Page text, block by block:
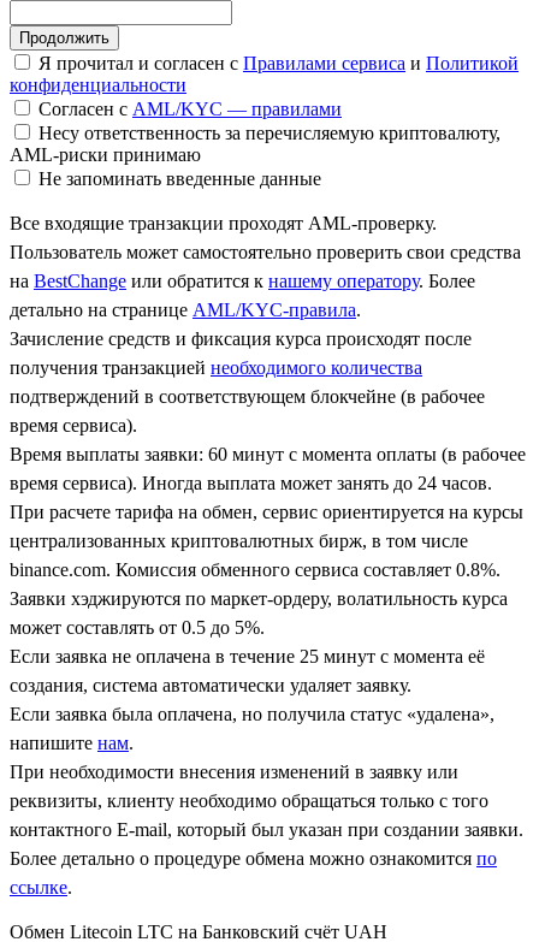
Я прочитал и согласен с Правилами сервиса и Политикой
конфиденциальности
Согласен с AML/KYC — правилами
Несу ответственность за перечисляемую криптовалюту,
AML-риски принимаю
Не запоминать введенные данные
Все входящие транзакции проходят AML-проверку.
Пользователь может самостоятельно проверить свои средства
на BestChange или обратится к нашему оператору. Более
детально на странице AML/KYC-правила.
Зачисление средств и фиксация курса происходят после
получения транзакцией необходимого количества
подтверждений в соответствующем блокчейне (в рабочее
время сервиса).
Время выплаты заявки: 60 минут с момента оплаты (в рабочее
время сервиса). Иногда выплата может занять до 24 часов.
При расчете тарифа на обмен, сервис ориентируется на курсы
централизованных криптовалютных бирж, в том числе
binance.com. Комиссия обменного сервиса составляет 0.8%.
Заявки хэджируются по маркет-ордеру, волатильность курса
может составлять от 0.5 до 5%.
Если заявка не оплачена в течение 25 минут с момента её
создания, система автоматически удаляет заявку.
Если заявка была оплачена, но получила статус «удалена»,
напишите нам.
При необходимости внесения изменений в заявку или
реквизиты, клиенту необходимо обращаться только с того
контактного Е-mail, который был указан при создании заявки.
Более детально о процедуре обмена можно ознакомится по
ссылке.
Обмен Litecoin LTC на Банковский счёт UAH